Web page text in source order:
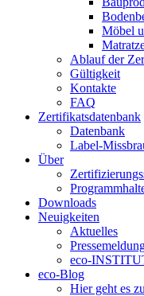
Möbel
Ablauf der
Gültigkeit
Kontakte
FAQ
Zertifikatsdatenbank
Datenbank
Label-
Über
Downloads
Neuigkeiten
Aktuelles
eco-
eco-Blog
Hier geht es